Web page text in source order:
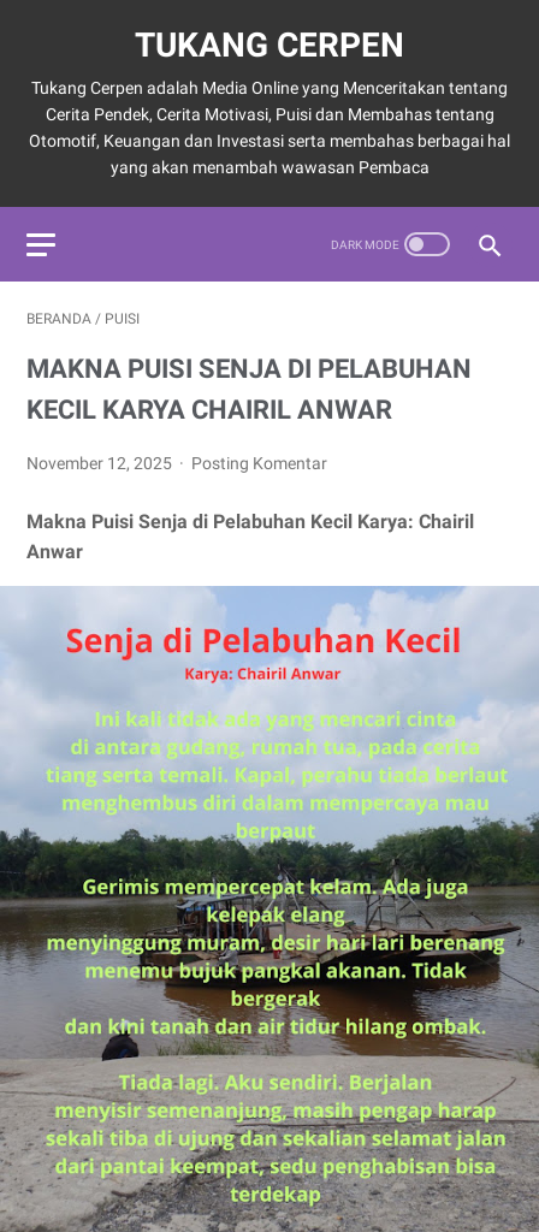
TUKANG CERPEN
Tukang Cerpen adalah Media Online yang Menceritakan tentang
Cerita Pendek, Cerita Motivasi, Puisi dan Membahas tentang
Otomotif, Keuangan dan Investasi serta membahas berbagai hal
yang akan menambah wawasan Pembaca
BERANDA / PUISI
MAKNA PUISI SENJA DI PELABUHAN
KECIL KARYA CHAIRIL ANWAR
November 12, 2025 Posting Komentar
Makna Puisi Senja di Pelabuhan Kecil Karya: Chairil
Anwar